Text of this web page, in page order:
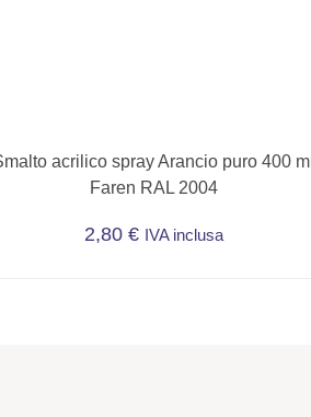
acrilico spray Arancio puro 400 ml
Faren RAL 2004
2,80 € IVA inclusa